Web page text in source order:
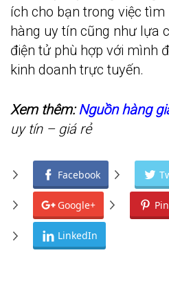
ích cho bạn trong việc
hàng uy tín cũng như lựa
điện tử phù hợp với mình
kinh doanh trực tuyến.
Xem thêm: Nguồn hàng
uy tín – giá rẻ
Facebook
Google+
LinkedIn